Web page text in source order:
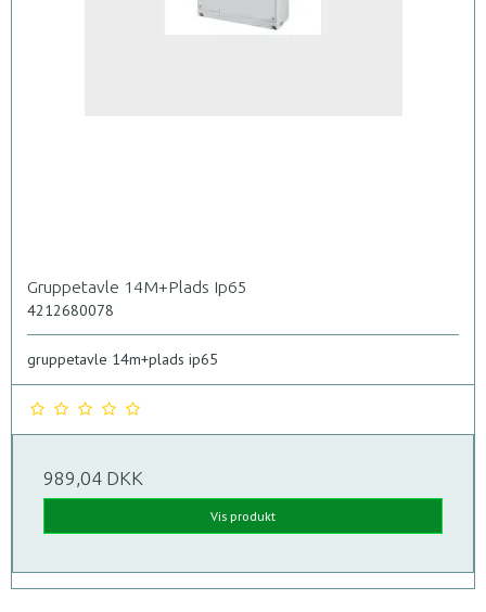
Gruppetavle 14M+Plads Ip65
4212680078
gruppetavle 14m+plads ip65
989,04 DKK
Vis produkt